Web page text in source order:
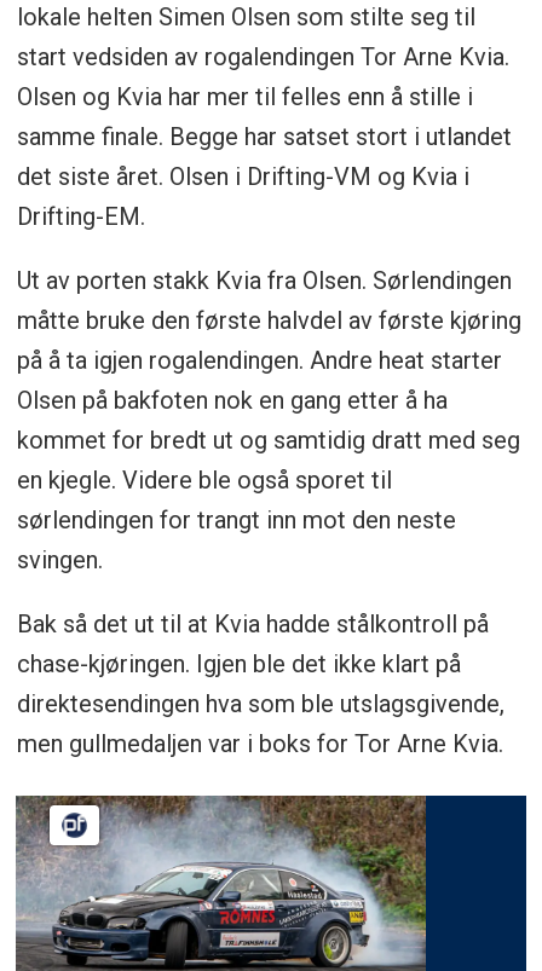
lokale helten Simen Olsen som stilte seg til
start vedsiden av rogalendingen Tor Arne Kvia.
Olsen og Kvia har mer til felles enn å stille i
samme finale. Begge har satset stort i utlandet
det siste året. Olsen i Drifting-VM og Kvia i
Drifting-EM.
Ut av porten stakk Kvia fra Olsen. Sørlendingen
måtte bruke den første halvdel av første kjøring
på å ta igjen rogalendingen. Andre heat starter
Olsen på bakfoten nok en gang etter å ha
kommet for bredt ut og samtidig dratt med seg
en kjegle. Videre ble også sporet til
sørlendingen for trangt inn mot den neste
svingen.
Bak så det ut til at Kvia hadde stålkontroll på
chase-kjøringen. Igjen ble det ikke klart på
direktesendingen hva som ble utslagsgivende,
men gullmedaljen var i boks for Tor Arne Kvia.